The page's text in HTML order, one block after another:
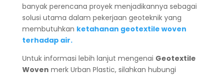
banyak perencana proyek menjadikannya sebagai
solusi utama dalam pekerjaan geoteknik yang
membutuhkan ketahanan geotextile woven
terhadap air.
Untuk informasi lebih lanjut mengenai Geotextile
Woven merk Urban Plastic, silahkan hubungi